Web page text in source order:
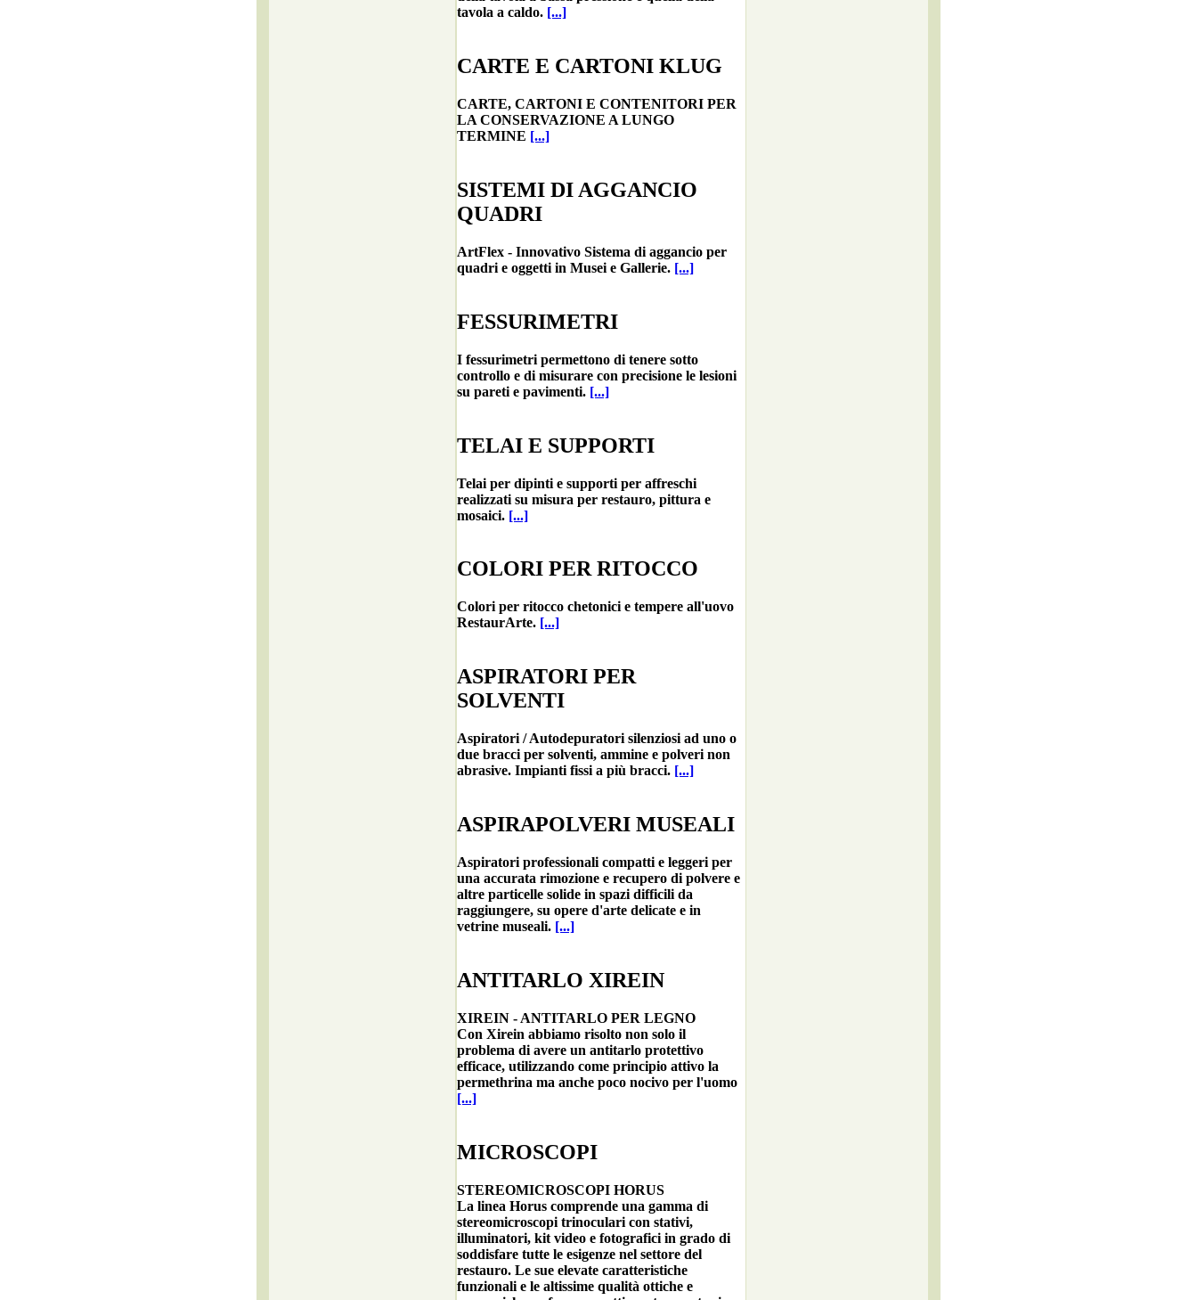
tavola a caldo. [...]
CARTE E CARTONI KLUG
CARTE, CARTONI E CONTENITORI PER
LA CONSERVAZIONE A LUNGO
TERMINE [...]
SISTEMI DI AGGANCIO
QUADRI
ArtFlex - Innovativo Sistema di aggancio per
quadri e oggetti in Musei e Gallerie. [...]
FESSURIMETRI
I fessurimetri permettono di tenere sotto
controllo e di misurare con precisione le lesioni
su pareti e pavimenti. [...]
TELAI E SUPPORTI
Telai per dipinti e supporti per affreschi
realizzati su misura per restauro, pittura e
mosaici. [...]
COLORI PER RITOCCO
Colori per ritocco chetonici e tempere all'uovo
RestaurArte. [...]
ASPIRATORI PER
SOLVENTI
Aspiratori / Autodepuratori silenziosi ad uno o
due bracci per solventi, ammine e polveri non
abrasive. Impianti fissi a più bracci. [...]
ASPIRAPOLVERI MUSEALI
Aspiratori professionali compatti e leggeri per
una accurata rimozione e recupero di polvere e
altre particelle solide in spazi difficili da
raggiungere, su opere d'arte delicate e in
vetrine museali. [...]
ANTITARLO XIREIN
XIREIN - ANTITARLO PER LEGNO
Con Xirein abbiamo risolto non solo il
problema di avere un antitarlo protettivo
efficace, utilizzando come principio attivo la
permethrina ma anche poco nocivo per l'uomo
[...]
MICROSCOPI
STEREOMICROSCOPI HORUS
La linea Horus comprende una gamma di
stereomicroscopi trinoculari con stativi,
illuminatori, kit video e fotografici in grado di
soddisfare tutte le esigenze nel settore del
restauro. Le sue elevate caratteristiche
funzionali e le altissime qualità ottiche e